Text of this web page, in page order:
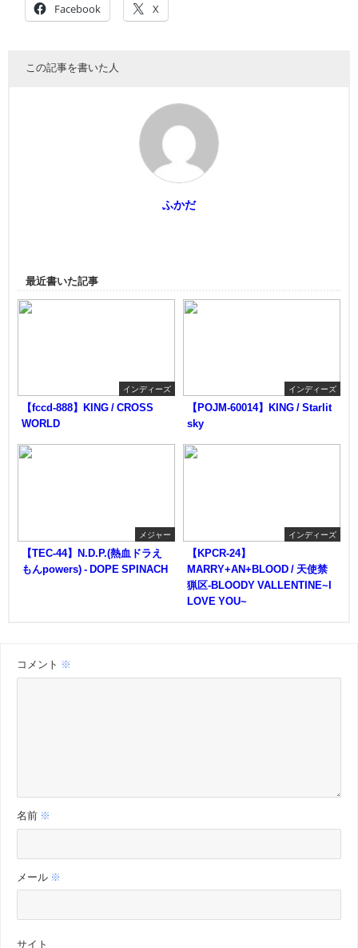
Facebook X
この記事を書いた人
ふかだ
最近書いた記事
インディーズ
【fccd-888】KING / CROSS
WORLD
インディーズ
【POJM-60014】KING / Starlit
sky
メジャー
【TEC-44】N.D.P.(熱血ドラえ
もんpowers) - DOPE SPINACH
インディーズ
【KPCR-24】
MARRY+AN+BLOOD / 天使禁
猟区-BLOODY VALLENTINE~I
LOVE YOU~
コメント ※
名前 ※
メール ※
サイト